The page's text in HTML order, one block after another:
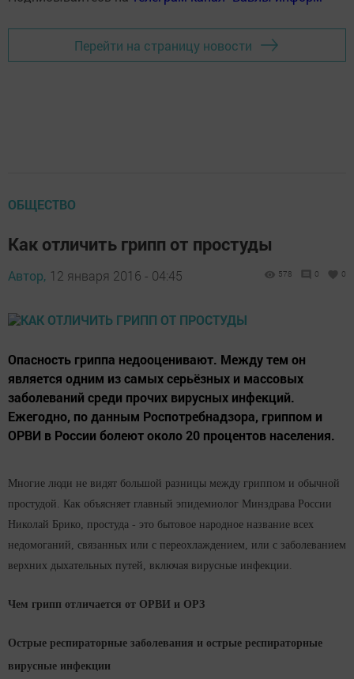
Перейти на страницу новости
ОБЩЕСТВО
Как отличить грипп от простуды
Автор, 12 января 2016 - 04:45 578 0 0
Опасность гриппа недооценивают. Между тем он
является одним из самых серьёзных и массовых
заболеваний среди прочих вирусных инфекций.
Ежегодно, по данным Роспотребнадзора, гриппом и
ОРВИ в России болеют около 20 процентов населения.
Многие люди не видят большой разницы между гриппом и обычной
простудой. Как объясняет главный эпидемиолог Минздрава России
Николай Брико, простуда - это бытовое народное название всех
недомоганий, связанных или с переохлаждением, или с заболеванием
верхних дыхательных путей, включая вирусные инфекции.
Чем грипп отличается от ОРВИ и ОРЗ
Острые респираторные заболевания и острые респираторные
вирусные инфекции